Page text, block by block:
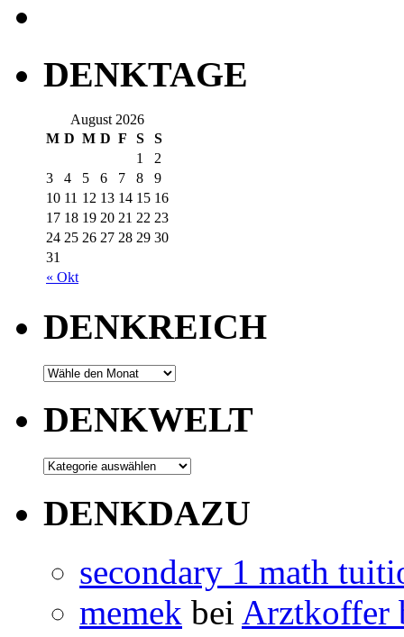
DENKTAGE
August 2026
M D M D F S S
« Okt
1
2
3
4 5 6 7 8
9
10 11 12 13 14 15 16
17 18 19 20 21 22 23
24 25 26 27 28 29 30
31
DENKREICH
DENKWELT
DENKDAZU
secondary 1 math
memek bei Arztkoffer